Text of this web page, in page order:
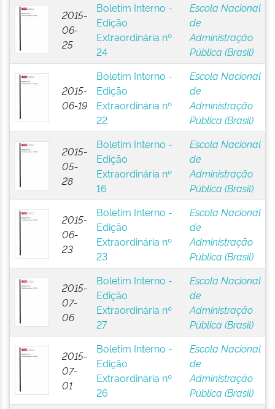
2015-
06-
25
Boletim Interno -
Edição
Extraordinária nº
24
Escola Nacional
de
Administração
Pública (Brasil)
2015-
06-19
Boletim Interno -
Edição
Extraordinária nº
22
Escola Nacional
de
Administração
Pública (Brasil)
2015-
05-
28
Boletim Interno -
Edição
Extraordinária nº
16
Escola Nacional
de
Administração
Pública (Brasil)
2015-
06-
23
Boletim Interno -
Edição
Extraordinária nº
23
Escola Nacional
de
Administração
Pública (Brasil)
2015-
07-
06
Boletim Interno -
Edição
Extraordinária nº
27
Escola Nacional
de
Administração
Pública (Brasil)
2015-
07-
01
Boletim Interno -
Edição
Extraordinária nº
26
Escola Nacional
de
Administração
Pública (Brasil)